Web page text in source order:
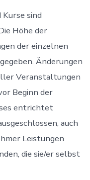
sind
Höhe der
der einzelnen
Änderungen
Veranstaltungen
Beginn der
entrichtet
auch
Leistungen
die sie/er selbst